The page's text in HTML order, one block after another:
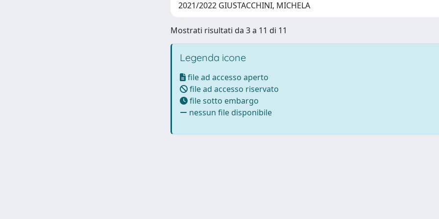
2021/2022 GIUSTACCHINI, MICHELA
Mostrati risultati da 3 a 11 di 11
Legenda icone
file ad accesso aperto
file ad accesso riservato
file sotto embargo
nessun file disponibile